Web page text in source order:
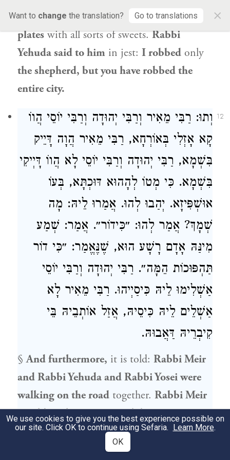
Want to change the translation? Go to translations ×
surrounded him with jugs [lagei] and
plateswith all sorts of sweets.Rabbi
Yehudasaid to him in jest: I robbed only
the shepherd, but you have robbed the
entire city.
12 וְתוּ: רַבִּי מֵאִיר וְרַבִּי יְהוּדָה וְרַבִּי יוֹסֵי הֲווֹ
קָא אָזְלִי בְּאוֹרְחָא, רַבִּי מֵאִיר הֲוָה דָּיֵיק
בִּשְׁמָא, רַבִּי יְהוּדָה וְרַבִּי יוֹסֵי לָא הֲווֹ דָּיְיקִי
בִּשְׁמָא. כִּי מְטוֹ לְהָהוּא דּוּכְתָּא, בְּעוֹ
אוּשְׁפִּיזָא. יְהַבוּ לְהוּ. אֲמַרוּ לֵיהּ: מָה
שְׁמָךְ? אֲמַר לְהוּ: ״כִּידוֹר״. אֲמַר: שְׁמַע
מִינַּהּ אָדָם רָשָׁע הוּא, שֶׁנֶּאֱמַר: ״כִּי דוֹר
תַּהְפּוּכוֹת הֵמָּה״. רַבִּי יְהוּדָה וְרַבִּי יוֹסֵי
אַשְׁלִימוּ לֵיהּ כִּיסַיְיהוּ. רַבִּי מֵאִיר לָא
אַשְׁלֵים לֵיהּ כִּיסֵיהּ, אֲזַל אוֹתְבֵיהּ בֵּי
קִיבְרֵיהּ דַּאֲבוּהּ.
§And furthermore, it is told: Rabbi Meir
andRabbi YehudaandRabbi Yoseiwere
walking on the road together. Rabbi Meir
would analyze namesand discern one’s
nature from his name, whileRabbi Yehuda
were not
We use cookies to give you the best experience possible on
our site. Click OK to continue using Sefaria. Learn More.
OK